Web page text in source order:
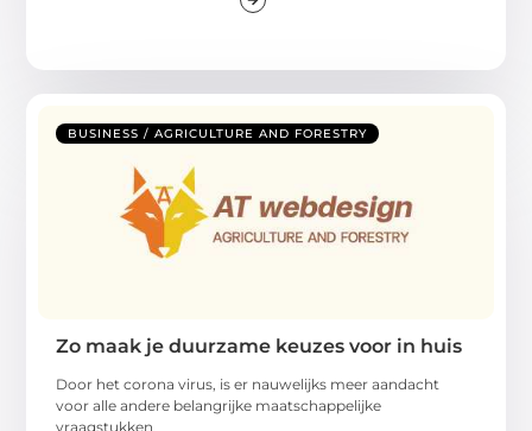
BUSINESS / AGRICULTURE AND FORESTRY
Zo maak je duurzame keuzes voor in huis
Door het corona virus, is er nauwelijks meer aandacht
voor alle andere belangrijke maatschappelijke
vraagstukken